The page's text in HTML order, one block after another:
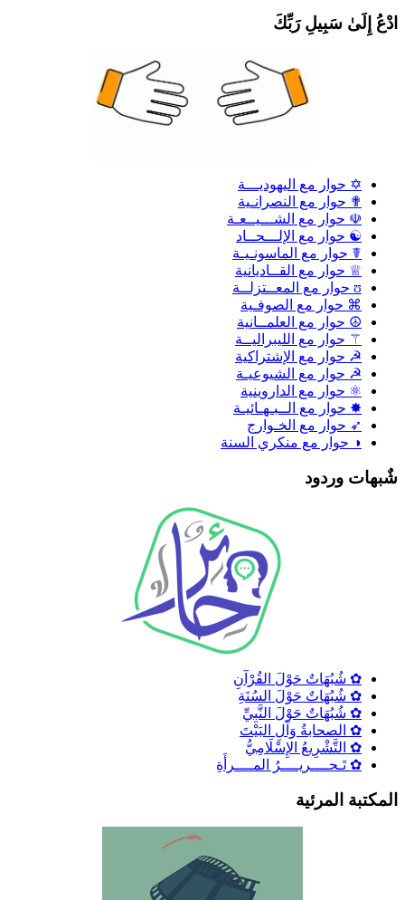
إِلَىٰ سَبِيلِ رَبِّكَ
✡ حوار مع اليهوديـــة
✟ حوار مع النصرانـية
☫ حوار مع الشـــيــعـة
☯ حوار مع الإلـــحــاد
☤ حوار مع الماسونـيـة
♕ حوار مع القــاديانية
ʊ حوار مع المعــتزلــة
⌘ حوار مع الصوفـية
☮ حوار مع العلمــانية
⚚ حوار مع الليبراليــة
☭ حوار مع الإشتراكية
☭ حوار مع الشيوعيـة
⚛ حوار مع الداروينية
✸ حوار مع الــبـهـائيـة
➶ حوار مع الخـوارج
◑ حوار مع منكري السنة
وردود
✿ شُبُهَاتٌ حَوْلَ القُرْآنِ
✿ شُبُهَاتٌ حَوْلَ السُنَةِ
✿ شُبُهَاتٌ حَوْلَ النَّبِيِّ
✿ الصحابةُ وَآلِ البَيْتَ
✿ التَّشْرِيعُ الإِسْلَامِيُّ
✿ تَـحــــريــــرُ المــــرأَةِ
المرئية